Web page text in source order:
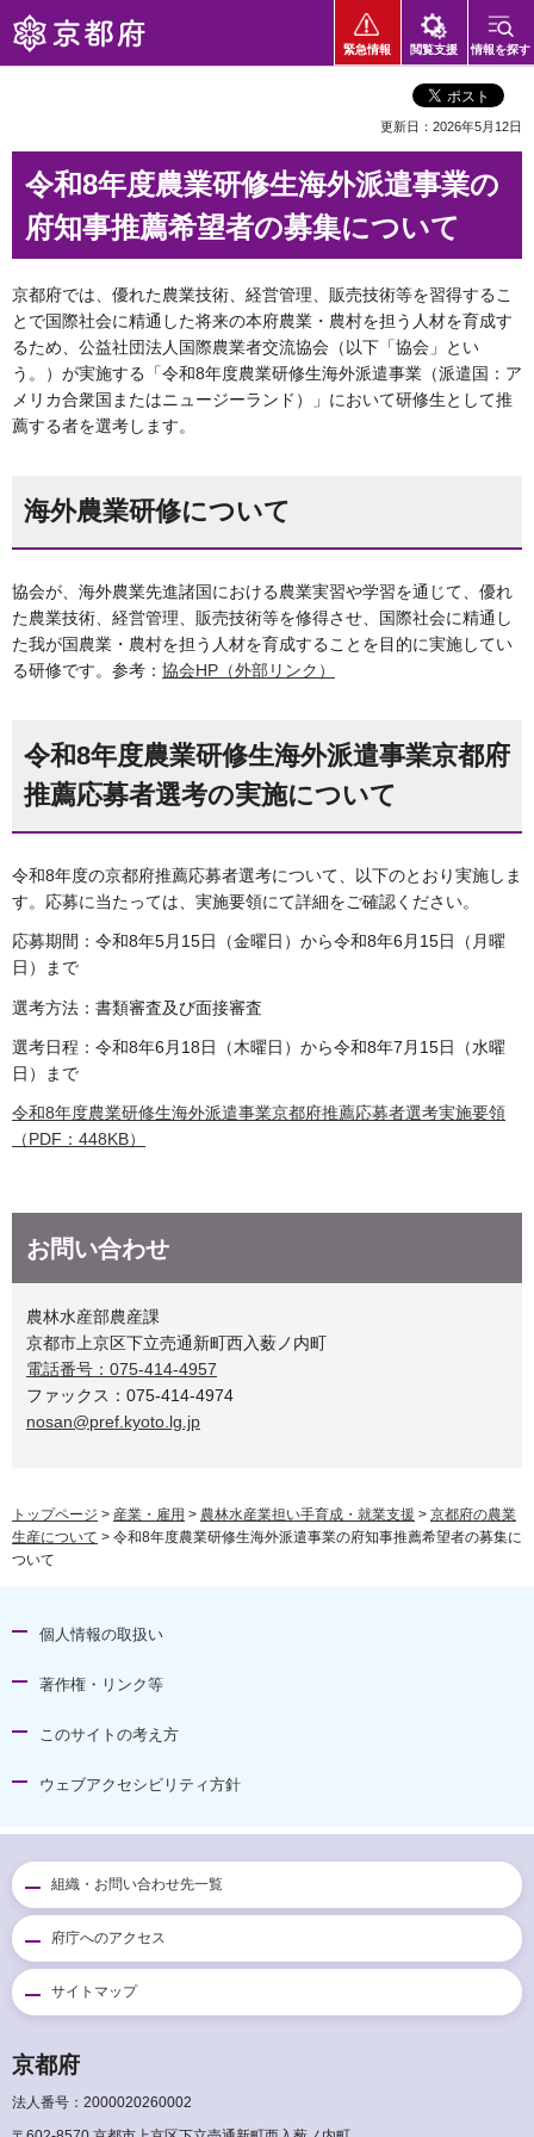
京都府
緊急情報 閲覧支援 情報を探す
更新日：2026年5月12日
令和8年度農業研修生海外派遣事業の
府知事推薦希望者の募集について
京都府では、優れた農業技術、経営管理、販売技術等を習得するこ
とで国際社会に精通した将来の本府農業・農村を担う人材を育成す
るため、公益社団法人国際農業者交流協会（以下「協会」とい
う。）が実施する「令和8年度農業研修生海外派遣事業（派遣国：ア
メリカ合衆国またはニュージーランド）」において研修生として推
薦する者を選考します。
海外農業研修について
協会が、海外農業先進諸国における農業実習や学習を通じて、優れ
た農業技術、経営管理、販売技術等を修得させ、国際社会に精通し
た我が国農業・農村を担う人材を育成することを目的に実施してい
る研修です。参考： 協会HP（外部リンク）
令和8年度農業研修生海外派遣事業京都府
推薦応募者選考の実施について
令和8年度の京都府推薦応募者選考について、以下のとおり実施しま
す。応募に当たっては、実施要領にて詳細をご確認ください。
応募期間：令和8年5月15日（金曜日）から令和8年6月15日（月曜
日）まで
選考方法：書類審査及び面接審査
選考日程：令和8年6月18日（木曜日）から令和8年7月15日（水曜
日）まで
令和8年度農業研修生海外派遣事業京都府推薦応募者選考実施要領
（PDF：448KB）
お問い合わせ
農林水産部農産課
京都市上京区下立売通新町西入薮ノ内町
電話番号：075-414-4957
ファックス：075-414-4974
nosan@pref.kyoto.lg.jp
トップページ > 産業・雇用 > 農林水産業担い手育成・就業支援 > 京都府の農業
生産について > 令和8年度農業研修生海外派遣事業の府知事推薦希望者の募集に
ついて
個人情報の取扱い
著作権・リンク等
このサイトの考え方
ウェブアクセシビリティ方針
組織・お問い合わせ先一覧
府庁へのアクセス
サイトマップ
京都府
法人番号：2000020260002